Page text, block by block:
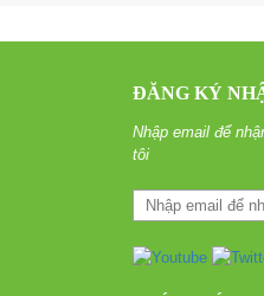
ĐĂNG KÝ
Nhập email để
tôi